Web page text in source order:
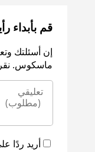
قم بأبداء
إن أسئلتك
ماسكوس.
أريد ردًا